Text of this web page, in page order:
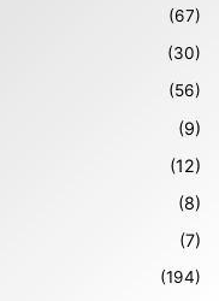
(67)
(30)
(56)
(9)
(12)
(8)
(7)
(194)